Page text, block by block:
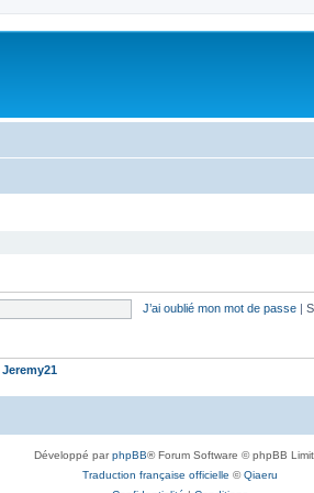
J’ai oublié mon mot de passe |
Jeremy21
Développé parphpBB® Forum Software © phpBB
Traduction française officielle ©Qiaeru